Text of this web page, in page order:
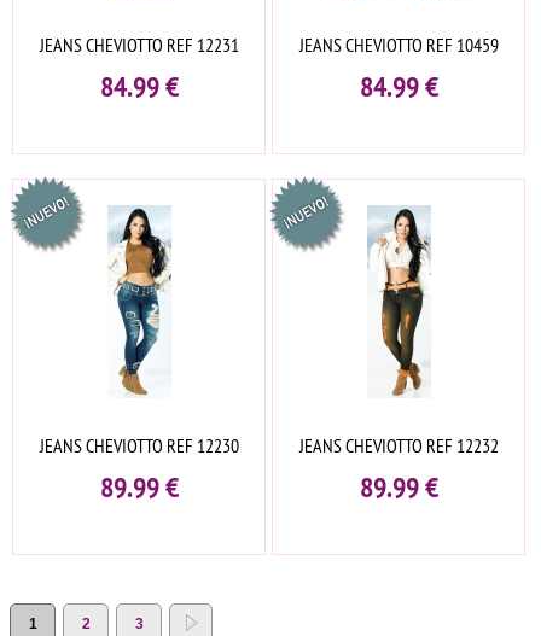
JEANS CHEVIOTTO REF 12231
84.99€
JEANS CHEVIOTTO REF 10459
84.99€
JEANS CHEVIOTTO REF 12230
89.99€
JEANS CHEVIOTTO REF 12232
89.99€
1 2 3